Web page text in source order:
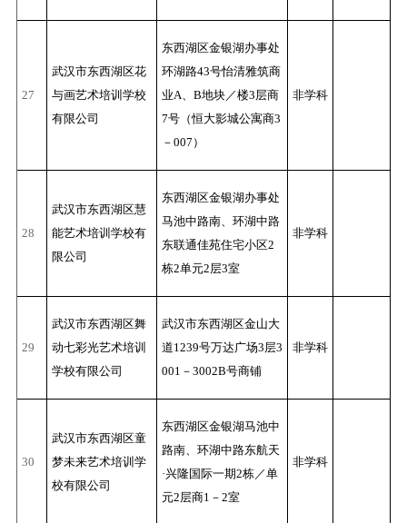
27
武汉市东西湖区花
与画艺术培训学校
有限公司
东西湖区金银湖办事处
环湖路43号怡清雅筑商
业A、B地块／楼3层商
7号（恒大影城公寓商3
－007）
非学科
28
武汉市东西湖区慧
能艺术培训学校有
限公司
东西湖区金银湖办事处
马池中路南、环湖中路
东联通佳苑住宅小区2
栋2单元2层3室
非学科
29
武汉市东西湖区舞
动七彩光艺术培训
学校有限公司
武汉市东西湖区金山大
道1239号万达广场3层3
001－3002B号商铺
非学科
30
武汉市东西湖区童
梦未来艺术培训学
校有限公司
东西湖区金银湖马池中
路南、环湖中路东航天
·兴隆国际一期2栋／单
元2层商1－2室
非学科